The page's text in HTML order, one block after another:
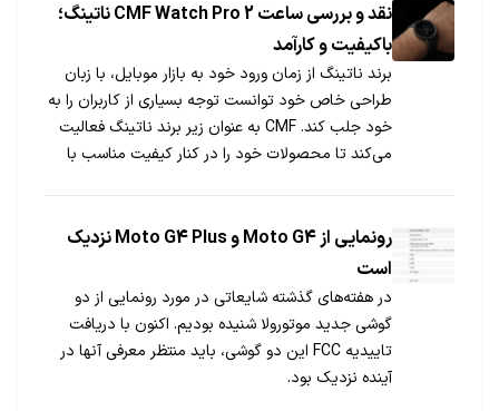
نقد و بررسی ساعت CMF Watch Pro 2 ناتینگ؛
باکیفیت و کارآمد
برند ناتینگ از زمان ورود خود به بازار موبایل، با زبان
طراحی خاص خود توانست توجه بسیاری از کاربران را به
خود جلب کند. CMF به عنوان زیر برند ناتینگ فعالیت
می‌کند تا محصولات خود را در کنار کیفیت مناسب با
رونمایی از Moto G4 و Moto G4 Plus نزدیک
است
در هفته‌های گذشته شایعاتی در مورد رونمایی از دو
گوشی جدید موتورولا شنیده بودیم. اکنون با دریافت
تاییدیه FCC این دو گوشی، باید منتظر معرفی آنها در
آینده نزدیک بود.